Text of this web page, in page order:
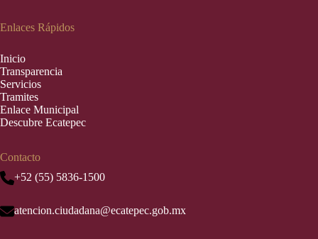
Enlaces Rápidos
Inicio
Transparencia
Servicios
Tramites
Enlace Municipal
Descubre Ecatepec
Contacto
+52 (55) 5836-1500
atencion.ciudadana@ecatepec.gob.mx